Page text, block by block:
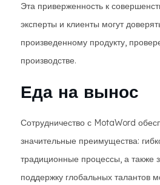
Эта приверженность к
эксперты и клиенты могут
произведенному продукту,
производстве.
Еда на вынос
Сотрудничество с MotaWord
значительные преимущества:
традиционные процессы, а также
поддержку глобальных талантов